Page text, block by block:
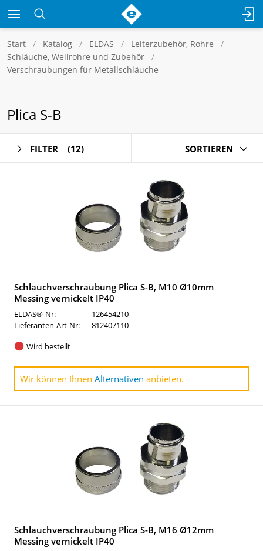
Start Katalog ELDAS
Leiterzubehör, Rohre
Schläuche, Wellrohre und Zubehör
Verschraubungen für Metallschläuche
Plica S-B
FILTER (12) SORTIEREN
Schlauchverschraubung Plica S-B, M10 Ø10mm
Messing vernickelt IP40
ELDAS®-Nr:
126454210
Lieferanten-Art-Nr:
812407110
Wird bestellt
Wir können Ihnen Alternativen anbieten.
Schlauchverschraubung Plica S-B, M16 Ø12mm
Messing vernickelt IP40